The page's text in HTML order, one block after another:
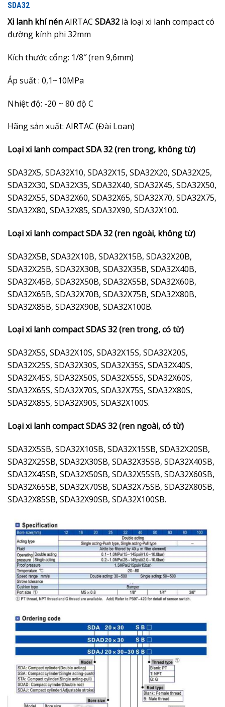
SDA32
Xi lanh khí nénAIRTAC SDA32 là loại xi lanh compact có
đường kính phi 32mm
Kích thước cổng: 1/8″ (ren 9,6mm)
Áp suất : 0,1~10MPa
Nhiệt độ: -20 ~ 80 độ C
Hãng sản xuất: AIRTAC (Đài Loan)
Loại xi lanh compact SDA 32 (ren trong, không từ)
SDA32X5, SDA32X10, SDA32X15, SDA32X20, SDA32X25,
SDA32X30, SDA32X35, SDA32X40, SDA32X45, SDA32X50,
SDA32X55, SDA32X60, SDA32X65, SDA32X70, SDA32X75,
SDA32X80, SDA32X85, SDA32X90, SDA32X100.
Loại xi lanh compact SDA 32 (ren ngoài, không từ)
SDA32X5B, SDA32X10B, SDA32X15B, SDA32X20B,
SDA32X25B, SDA32X30B, SDA32X35B, SDA32X40B,
SDA32X45B, SDA32X50B, SDA32X55B, SDA32X60B,
SDA32X65B, SDA32X70B, SDA32X75B, SDA32X80B,
SDA32X85B, SDA32X90B, SDA32X100B.
Loại xi lanh compact SDAS 32 (ren trong, có từ)
SDA32X5S, SDA32X10S, SDA32X15S, SDA32X20S,
SDA32X25S, SDA32X30S, SDA32X35S, SDA32X40S,
SDA32X45S, SDA32X50S, SDA32X55S, SDA32X60S,
SDA32X65S, SDA32X70S, SDA32X75S, SDA32X80S,
SDA32X85S, SDA32X90S, SDA32X100S.
Loại xi lanh compact SDAS 32 (ren ngoài, có từ)
SDA32X5SB, SDA32X10SB, SDA32X15SB, SDA32X20SB,
SDA32X25SB, SDA32X30SB, SDA32X35SB, SDA32X40SB,
SDA32X45SB, SDA32X50SB, SDA32X55SB, SDA32X60SB,
SDA32X65SB, SDA32X70SB, SDA32X75SB, SDA32X80SB,
SDA32X85SB, SDA32X90SB, SDA32X100SB.